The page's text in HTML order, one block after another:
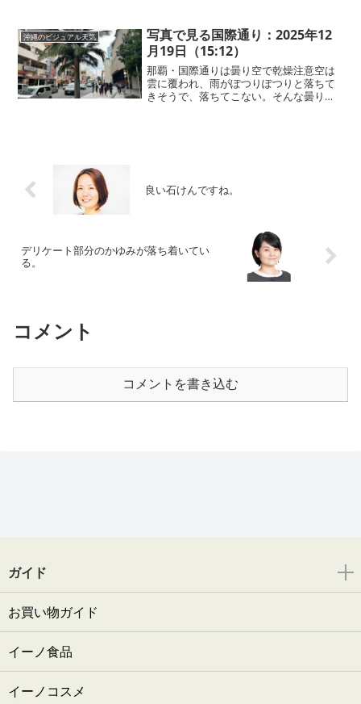
そうな、穏やかなお天気です。🔻【アナ
ログSNS】毎日届...
沖縄のビジュアル天気
写真で見る国際通り：2025年12
月19日（15:12）
那覇・国際通りは曇り空で乾燥注意空は
雲に覆われ、雨がぽつりぽつりと落ちて
きそうで、落ちてこない。そんな曇りの
良い石けんですね。
デリケート部分のかゆみが落ち着いてい
る。
コメント
コメントを書き込む
ガイド
お買い物ガイド
イーノ食品
イーノコスメ